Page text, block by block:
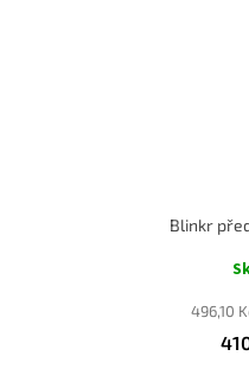
Blinkr
496,10